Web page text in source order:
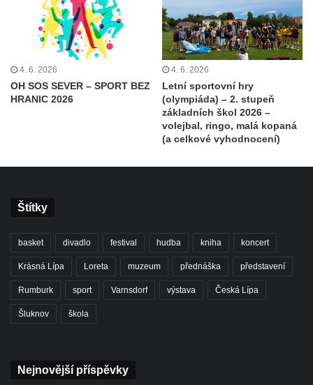
4. 6. 2026
OH SOS SEVER – SPORT BEZ
HRANIC 2026
4. 6. 2026
Letní sportovní hry
(olympiáda) – 2. stupeň
základních škol 2026 –
volejbal, ringo, malá kopaná
(a celkové vyhodnocení)
Štítky
basket divadlo festival hudba kniha koncert
Krásná Lípa Loreta muzeum přednáška představení
Rumburk sport Varnsdorf výstava Česká Lípa
Šluknov škola
Nejnovější příspěvky